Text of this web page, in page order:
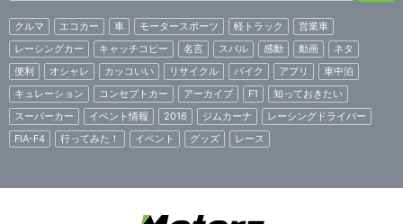
クルマ エコカー 車 モータースポーツ 軽トラック
営業車
レーシングカー
キャッチコピー 名言 スバル 感動 動画
ネタ
便利
オシャレ カッコいい リサイクル バイク アプリ
車中泊
キュレーション
コンセプトカー アーカイブ F1
知っておきたい
スーパーカー
イベント情報 2016 ジムカーナ
レーシングドライバー
FIA-F4
行ってみた！ イベント グッズ レース